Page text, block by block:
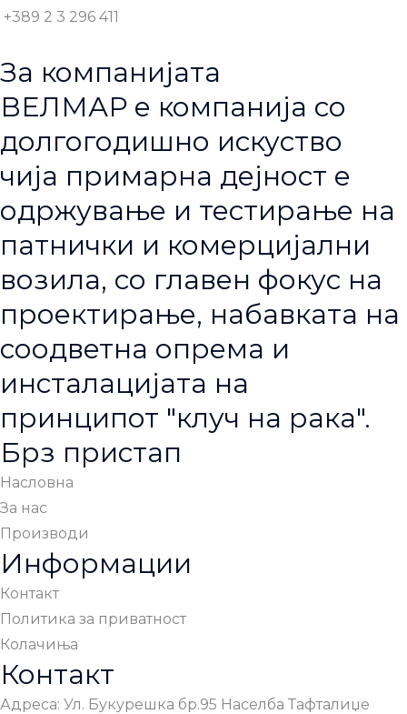
+389 2 3 296 411
За компанијата
ВЕЛМАР е компанија со
долгогодишно искуство
чија примарна дејност е
одржување и тестирање на
патнички и комерцијални
возила, со главен фокус на
проектирање, набавката на
соодветна опрема и
инсталацијата на
принципот "клуч на рака".
Брз пристап
Насловна
За нас
Производи
Информации
Контакт
Политика за приватност
Колачиња
Контакт
Адреса: Ул. Букурешка бр.95 Населба Тафталиџе